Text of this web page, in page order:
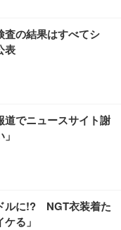
査の結果はすべてシ
表
道でニュースサイト謝
ルに!? NGT衣装着た
る」